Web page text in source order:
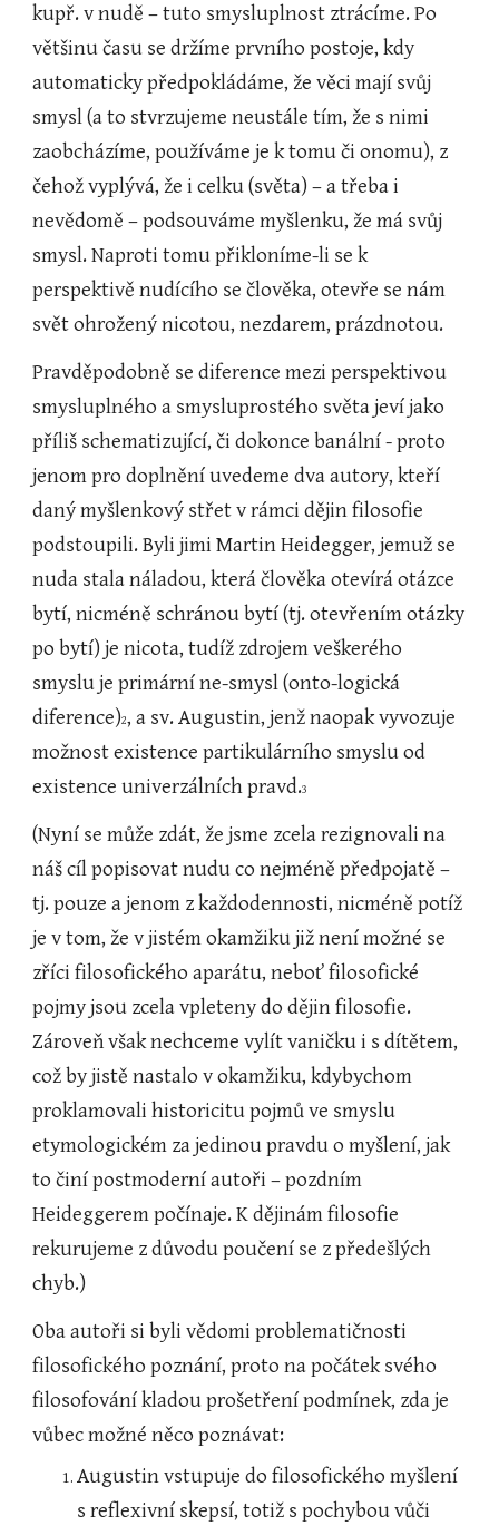
kupř. v nudě – tuto smysluplnost ztrácíme. Po
většinu času se držíme prvního postoje, kdy
automaticky předpokládáme, že věci mají svůj
smysl (a to stvrzujeme neustále tím, že s nimi
zaobcházíme, používáme je k tomu či onomu), z
čehož vyplývá, že i celku (světa) – a třeba i
nevědomě – podsouváme myšlenku, že má svůj
smysl. Naproti tomu přikloníme-li se k
perspektivě nudícího se člověka, otevře se nám
svět ohrožený nicotou, nezdarem, prázdnotou.
Pravděpodobně se diference mezi perspektivou
smysluplného a smysluprostého světa jeví jako
příliš schematizující, či dokonce banální - proto
jenom pro doplnění uvedeme dva autory, kteří
daný myšlenkový střet v rámci dějin filosofie
podstoupili. Byli jimi Martin Heidegger, jemuž se
nuda stala náladou, která člověka otevírá otázce
bytí, nicméně schránou bytí (tj. otevřením otázky
po bytí) je nicota, tudíž zdrojem veškerého
smyslu je primární ne-smysl (onto-logická
diference)2, a sv. Augustin, jenž naopak vyvozuje
možnost existence partikulárního smyslu od
existence univerzálních pravd.3
(Nyní se může zdát, že jsme zcela rezignovali na
náš cíl popisovat nudu co nejméně předpojatě –
tj. pouze a jenom z každodennosti, nicméně potíž
je v tom, že v jistém okamžiku již není možné se
zříci filosofického aparátu, neboť filosofické
pojmy jsou zcela vpleteny do dějin filosofie.
Zároveň však nechceme vylít vaničku i s dítětem,
což by jistě nastalo v okamžiku, kdybychom
proklamovali historicitu pojmů ve smyslu
etymologickém za jedinou pravdu o myšlení, jak
to činí postmoderní autoři – pozdním
Heideggerem počínaje. K dějinám filosofie
rekurujeme z důvodu poučení se z předešlých
chyb.)
Oba autoři si byli vědomi problematičnosti
filosofického poznání, proto na počátek svého
filosofování kladou prošetření podmínek, zda je
vůbec možné něco poznávat:
Augustin vstupuje do filosofického myšlení
s reflexivní skepsí, totiž s pochybou vůči